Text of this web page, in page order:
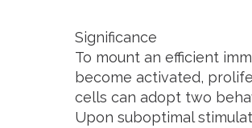
Significance
To mount an efficient
become activated,
cells can adopt two
Upon suboptimal